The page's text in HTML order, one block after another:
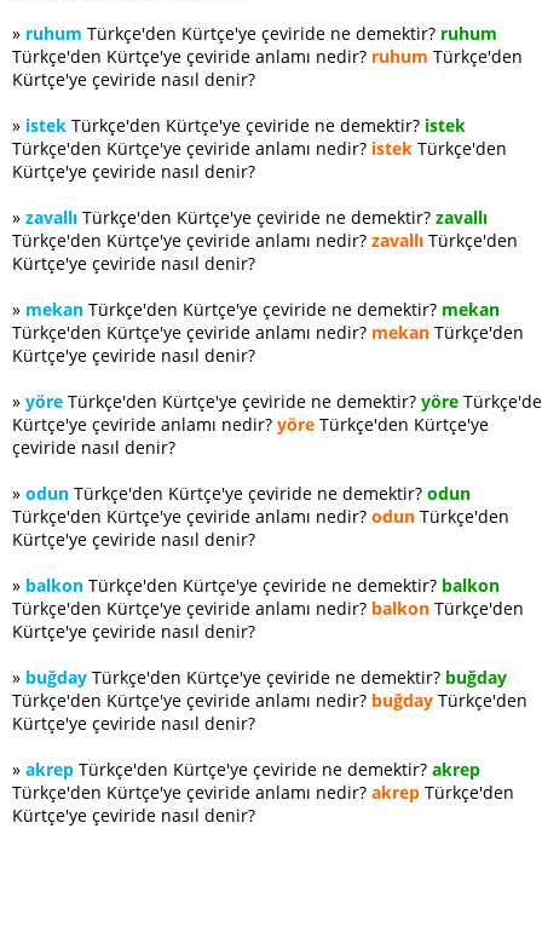
» ruhum Türkçe'den Kürtçe'ye çeviride ne demektir? ruhum
Türkçe'den Kürtçe'ye çeviride anlamı nedir? ruhum Türkçe'den
Kürtçe'ye çeviride nasıl denir?
» istek Türkçe'den Kürtçe'ye çeviride ne demektir? istek
Türkçe'den Kürtçe'ye çeviride anlamı nedir? istek Türkçe'den
Kürtçe'ye çeviride nasıl denir?
» zavallı Türkçe'den Kürtçe'ye çeviride ne demektir? zavallı
Türkçe'den Kürtçe'ye çeviride anlamı nedir? zavallı Türkçe'den
Kürtçe'ye çeviride nasıl denir?
» mekan Türkçe'den Kürtçe'ye çeviride ne demektir? mekan
Türkçe'den Kürtçe'ye çeviride anlamı nedir? mekan Türkçe'den
Kürtçe'ye çeviride nasıl denir?
» yöre Türkçe'den Kürtçe'ye çeviride ne demektir? yöre
Kürtçe'ye çeviride anlamı nedir? yöre Türkçe'den Kürtçe'ye
çeviride nasıl denir?
» odun Türkçe'den Kürtçe'ye çeviride ne demektir? odun
Türkçe'den Kürtçe'ye çeviride anlamı nedir? odun Türkçe'den
Kürtçe'ye çeviride nasıl denir?
» balkon Türkçe'den Kürtçe'ye çeviride ne demektir? balkon
Türkçe'den Kürtçe'ye çeviride anlamı nedir? balkon Türkçe'den
Kürtçe'ye çeviride nasıl denir?
» buğday Türkçe'den Kürtçe'ye çeviride ne demektir? buğday
Türkçe'den Kürtçe'ye çeviride anlamı nedir? buğday Türkçe'den
Kürtçe'ye çeviride nasıl denir?
» akrep Türkçe'den Kürtçe'ye çeviride ne demektir? akrep
Türkçe'den Kürtçe'ye çeviride anlamı nedir? akrep Türkçe'den
Kürtçe'ye çeviride nasıl denir?